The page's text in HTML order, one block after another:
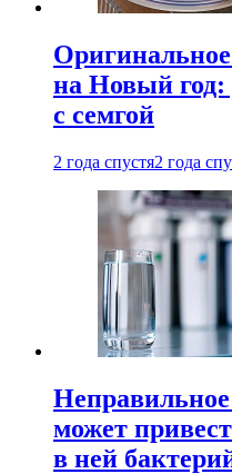
на Новый
с семгой
2 года спустя2 года
может
в ней